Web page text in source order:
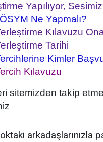
Yapılıyor,
Ne Yapmalı?
Kılavuzu
Tarihi
Kimler
Kılavuzu
sitemizden takip
arkadaşlarınızla